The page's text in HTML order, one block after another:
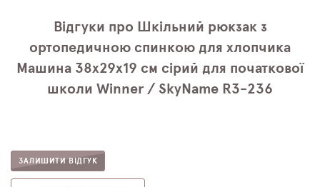
Відгуки про Шкільний рюкзак з
ортопедичною спинкою для хлопчика
Машина 38х29х19 см сірий для початкової
школи Winner / SkyName R3-236
ЗАЛИШИТИ ВІДГУК